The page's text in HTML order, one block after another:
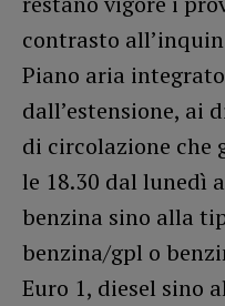
contrasto
Piano aria
dall’estensione, ai
di circolazione che
le 18.30 dal lunedì
benzina sino alla
benzina/gpl o
Euro 1, diesel sino